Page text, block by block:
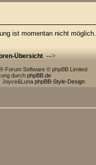
ist momentan nicht möglich.
Übersicht -->
® Forum Software © phpBB Limited
durchphpBB.de
Joyce&LunaphpBB-Style-Design